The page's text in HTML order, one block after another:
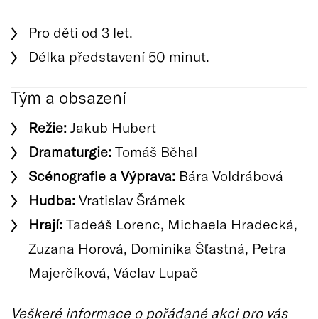
Pro děti od 3 let.
Délka představení 50 minut.
Tým a obsazení
Režie: Jakub Hubert
Dramaturgie: Tomáš Běhal
Scénografie a Výprava: Bára Voldrábová
Hudba: Vratislav Šrámek
Hrají: Tadeáš Lorenc, Michaela Hradecká,
Zuzana Horová, Dominika Šťastná, Petra
Majerčíková, Václav Lupač
Veškeré informace o pořádané akci pro vás